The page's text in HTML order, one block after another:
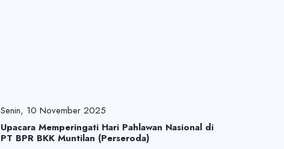
Senin, 10 November 2025
Upacara Memperingati Hari Pahlawan Nasional di
PT BPR BKK Muntilan (Perseroda)